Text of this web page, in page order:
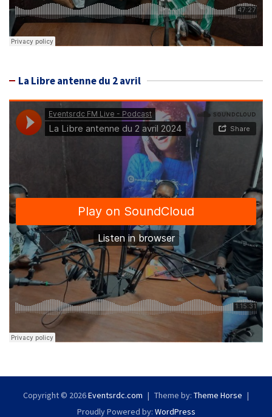
La Libre antenne du 2 avril
Copyright © 2026Eventsrdc.com Theme by: Theme Horse
Proudly Powered by: WordPress